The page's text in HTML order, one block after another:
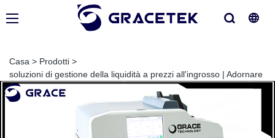
Casa > Prodotti >
soluzioni di gestione della liquidità a prezzi all'ingrosso | Adornare